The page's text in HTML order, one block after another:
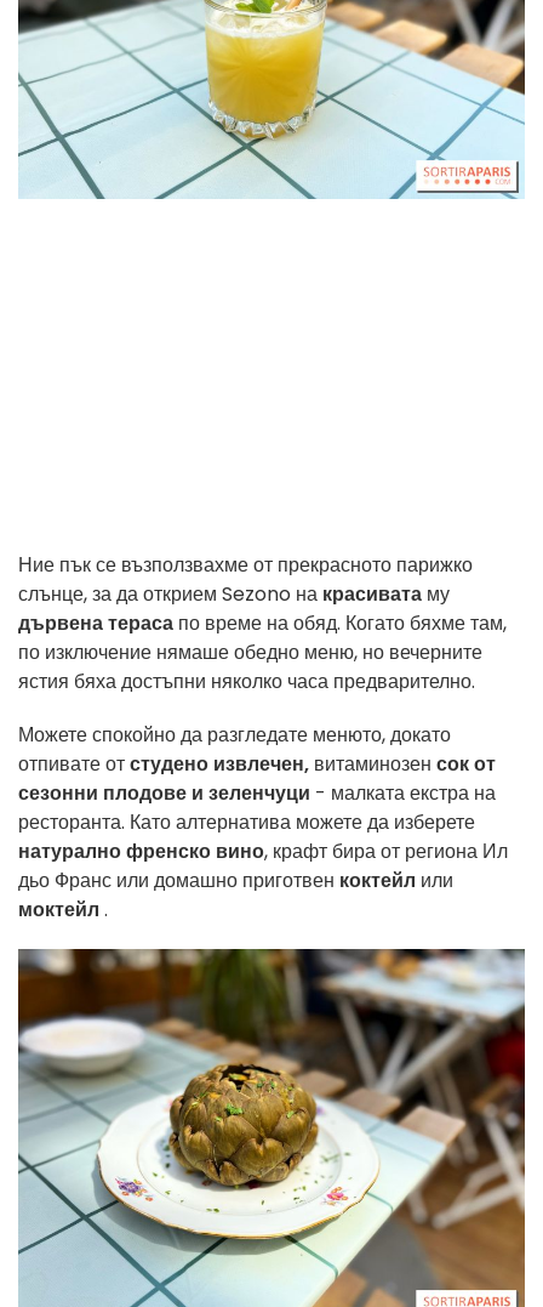
Ние пък се възползвахме от прекрасното парижко
слънце, за да открием Sezono на красивата му
дървена тераса по време на обяд. Когато бяхме там,
по изключение нямаше обедно меню, но вечерните
ястия бяха достъпни няколко часа предварително.
Можете спокойно да разгледате менюто, докато
отпивате отстудено извлечен, витаминозен сок от
сезонни плодове и зеленчуци - малката екстра на
ресторанта. Като алтернатива можете да изберете
натурално френско вино, крафт бира от региона Ил
дьо Франс или домашно приготвен коктейл или
моктейл .